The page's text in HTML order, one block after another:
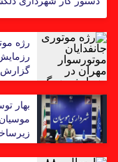
رژه
گزارش
بهار